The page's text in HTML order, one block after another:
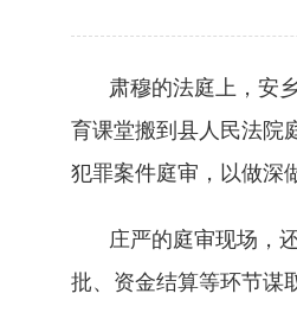
肃穆的法庭上，安
育课堂搬到县人民法院
犯罪案件庭审，以做深
庄严的庭审现场，
批、资金结算等环节谋